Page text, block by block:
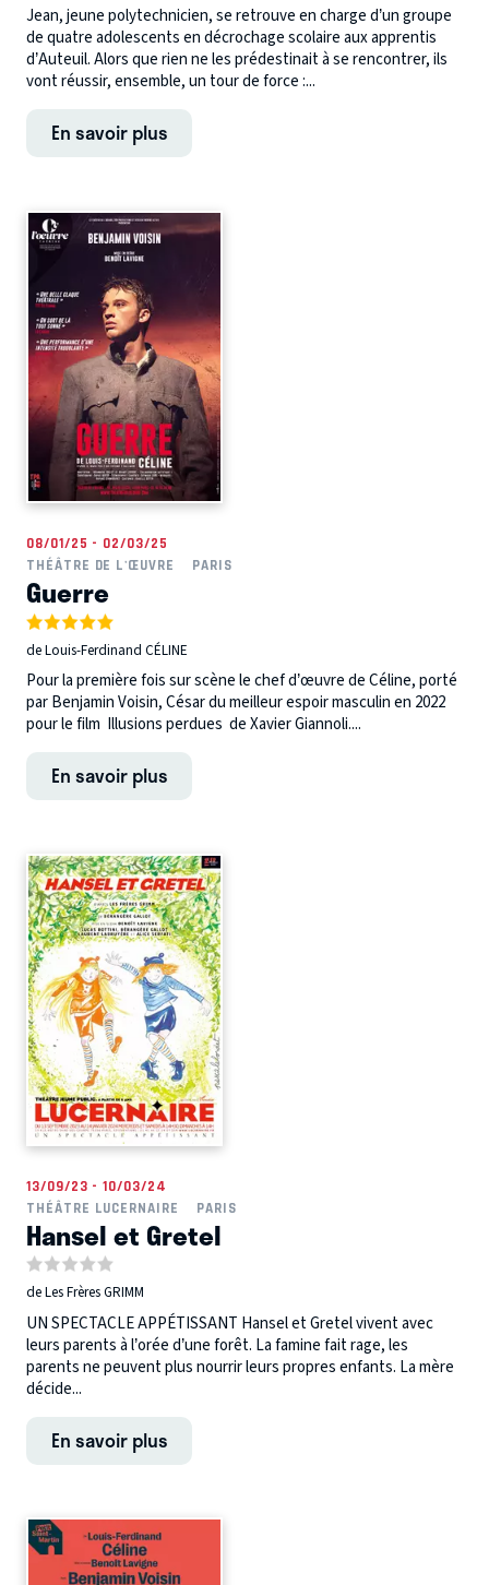
Jean, jeune polytechnicien, se retrouve en charge d’un groupe
de quatre adolescents en décrochage scolaire aux apprentis
d’Auteuil. Alors que rien ne les prédestinait à se rencontrer, ils
vont réussir, ensemble, un tour de force :...
En savoir plus
08/01/25 - 02/03/25
THÉÂTRE DE L'ŒUVRE
PARIS
Guerre
de Louis-Ferdinand CÉLINE
Pour la première fois sur scène le chef d’œuvre de Céline, porté
par Benjamin Voisin, César du meilleur espoir masculin en 2022
pour le film Illusions perdues de Xavier Giannoli....
En savoir plus
13/09/23 - 10/03/24
THÉÂTRE LUCERNAIRE
PARIS
Hansel et Gretel
de Les Frères GRIMM
UN SPECTACLE APPÉTISSANT Hansel et Gretel vivent avec
leurs parents à l’orée d’une forêt. La famine fait rage, les
parents ne peuvent plus nourrir leurs propres enfants. La mère
décide...
En savoir plus